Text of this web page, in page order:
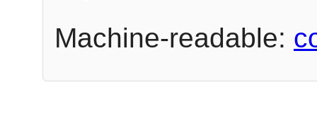
Machine-readable: